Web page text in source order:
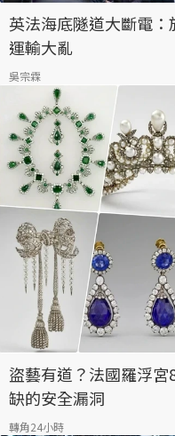
英法海底隧道大斷電
運輸大亂
吳宗霖
盜藝有道？法國羅浮
缺的安全漏洞
轉角24小時